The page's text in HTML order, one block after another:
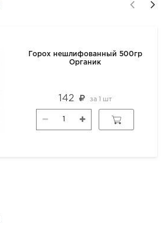
Горох нешлифованный 500гр
Органик
142 за 1 шт